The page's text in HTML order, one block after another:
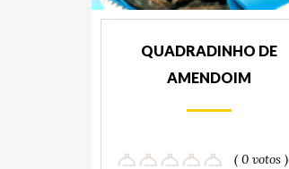
QUADRADINHO DE
AMENDOIM
( 0 votos )